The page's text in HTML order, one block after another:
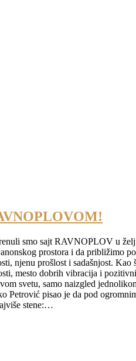
smo sajt RAVNOPLOV u
prostora i da približimo
njenu prošlost i sadašnjost.
mesto dobrih vibracija i
svetu, samo naizgled
Petrović pisao je da pod
stene:…